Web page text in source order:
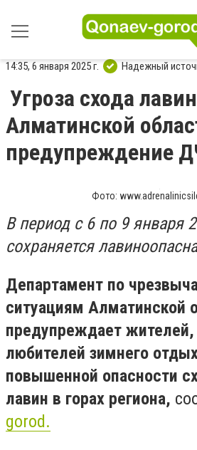
14:35, 6 января 2025 г. Надежный
Угроза схода
Алматинской
предупреждение
Фото:
В период с 6 по 9 января
сохраняется
Департамент по
ситуациям Алматинской
предупреждает жителей,
любителей зимнего
повышенной опасности
лавин в горах региона,
gorod.